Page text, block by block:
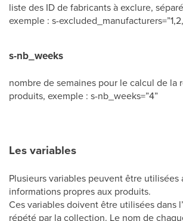
liste des ID de fabricants à exclure,
exemple : s-
s-nb_weeks
nombre de semaines pour le calcul de la
produits, exemple : s-nb_weeks=”4”
Les variables
Plusieurs variables peuvent être utilisées
informations propres aux produits.
Ces variables doivent être utilisées dans
répété par la collection. Le nom de